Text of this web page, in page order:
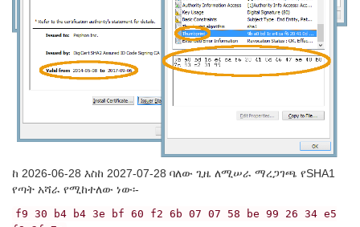
ከ 2026-06-28 እስከ 2027-07-28 ባለው ጊዜ ለሚሠራ ማረጋገጫ የSHA1
የጣት አሻራ የሚከተለው ነው፡-
f9 30 b4 b4 3e bf 60 f2 6b 07 07 58 be 99 26 34 e5